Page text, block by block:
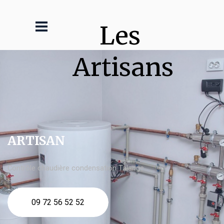
Les
Artisans
ARTISAN
Contrôle chaudière condensation Talange
09 72 56 52 52